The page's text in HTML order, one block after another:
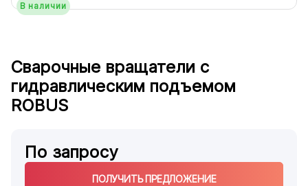
В наличии
Сварочные вращатели с
гидравлическим подъемом
ROBUS
По запросу
ПОЛУЧИТЬ ПРЕДЛОЖЕНИЕ